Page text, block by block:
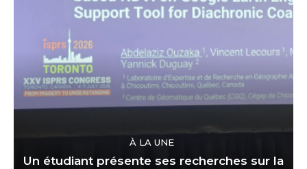
À LA UNE
Un étudiant présente ses recherches sur la